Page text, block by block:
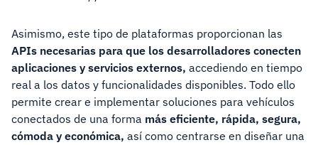
Asimismo, este tipo de plataformas proporcionan las
APIs necesarias para que los desarrolladores conecten
aplicaciones y servicios externos, accediendo en tiempo
real a los datos y funcionalidades disponibles. Todo ello
permite crear e implementar soluciones para vehículos
conectados de una forma más eficiente, rápida, segura,
cómoda y económica, así como centrarse en diseñar una